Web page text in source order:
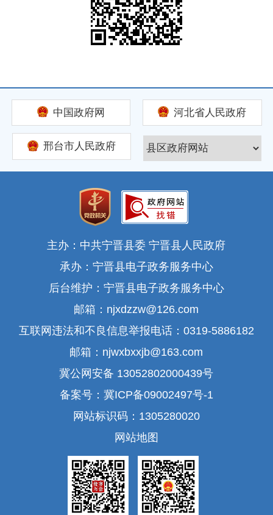
中国政府网 河北省人民政府
邢台市人民政府
主办：中共宁晋县委 宁晋县人民政府
承办：宁晋县电子政务服务中心
后台维护：宁晋县电子政务服务中心
邮箱：njxdzzw@126.com
互联网违法和不良信息举报电话：0319-5886182
邮箱：njwxbxxjb@163.com
冀公网安备 13052802000439号
备案号：冀ICP备09002497号-1
网站标识码：1305280020
网站地图